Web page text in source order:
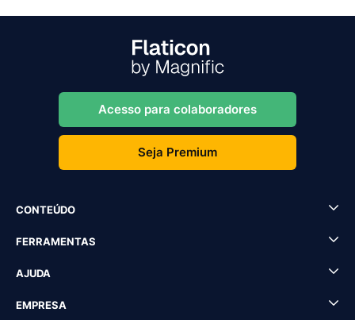
Acesso para colaboradores
Seja Premium
CONTEÚDO
FERRAMENTAS
AJUDA
EMPRESA